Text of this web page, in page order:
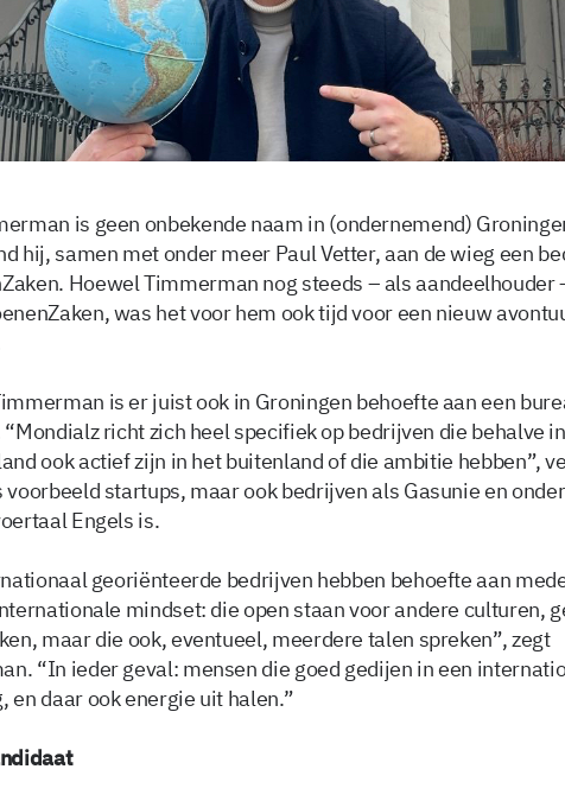
is geen onbekende naam in (ondernemend)
hij, samen met onder meer Paul Vetter, aan de wieg een
Hoewel Timmerman nog steeds – als aandeelhouder
was het voor hem ook tijd voor een nieuw
is er juist ook in Groningen behoefte aan een
richt zich heel specifiek op bedrijven die behalve
ook actief zijn in het buitenland of die ambitie hebben”,
voorbeeld startups, maar ook bedrijven als Gasunie en
Engels is.
georiënteerde bedrijven hebben behoefte aan
mindset: die open staan voor andere culturen,
maar die ook, eventueel, meerdere talen spreken”, zegt
“In ieder geval: mensen die goed gedijen in een
en daar ook energie uit halen.”